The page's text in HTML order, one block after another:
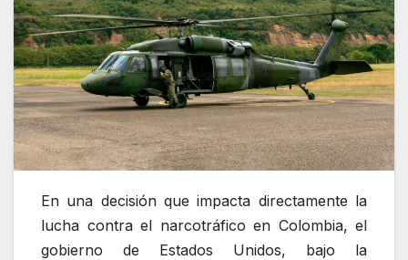
En una decisión que impacta directamente la
lucha contra el narcotráfico en Colombia, el
gobierno de Estados Unidos, bajo la